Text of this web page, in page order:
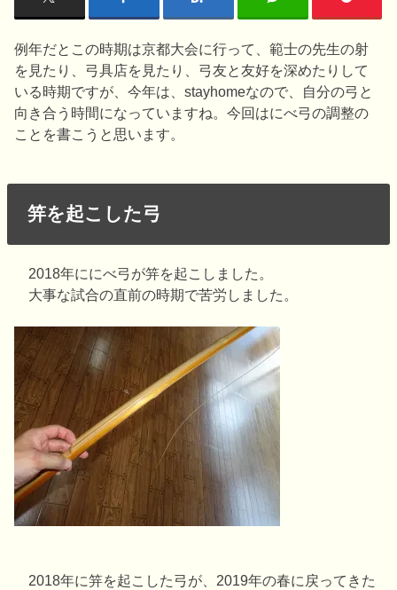
例年だとこの時期は京都大会に行って、範士の先生の射
を見たり、弓具店を見たり、弓友と友好を深めたりして
いる時期ですが、今年は、stayhomeなので、自分の弓と
向き合う時間になっていますね。今回はにべ弓の調整の
ことを書こうと思います。
笄を起こした弓
2018年ににべ弓が笄を起こしました。
大事な試合の直前の時期で苦労しました。
2018年に笄を起こした弓が、2019年の春に戻ってきた